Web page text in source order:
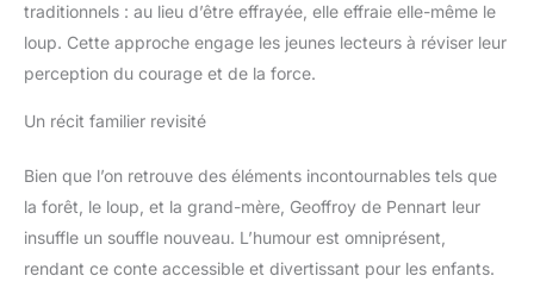
traditionnels : au lieu d’être effrayée, elle effraie elle-même le
loup. Cette approche engage les jeunes lecteurs à réviser leur
perception du courage et de la force.
Un récit familier revisité
Bien que l’on retrouve des éléments incontournables tels que
la forêt, le loup, et la grand-mère, Geoffroy de Pennart leur
insuffle un souffle nouveau. L’humour est omniprésent,
rendant ce conte accessible et divertissant pour les enfants.